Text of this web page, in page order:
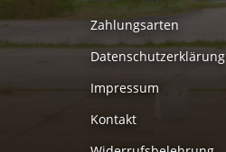
Zahlungsarten
Datenschutzerklärung
Impressum
Kontakt